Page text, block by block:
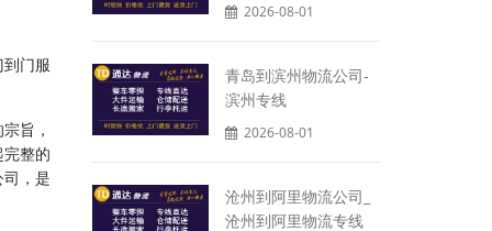
门服
旨，
整的
，是
2026-08-01
青岛到滨州物流公司-
滨州专线
2026-08-01
沧州到阿里物流公司_
沧州到阿里物流专线